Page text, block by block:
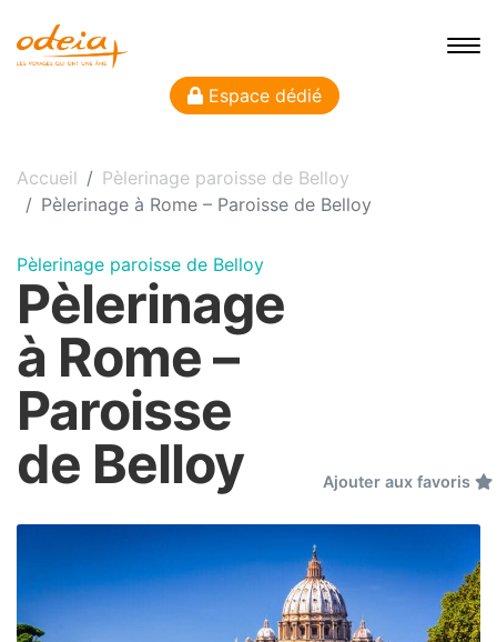
Espace dédié
Accueil
Pèlerinage paroisse de Belloy
Pèlerinage à Rome – Paroisse de Belloy
Pèlerinage paroisse de Belloy
Pèlerinage
à Rome –
Paroisse
de Belloy
Ajouter aux favoris